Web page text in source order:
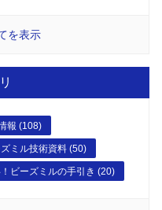
を表示
報 (108)
ズミル技術資料 (50)
ビーズミルの手引き (20)